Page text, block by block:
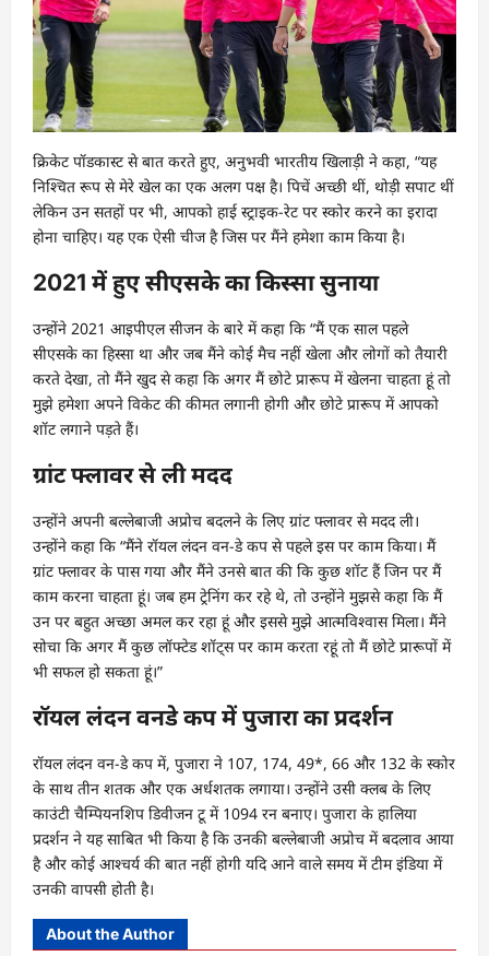
क्रिकेट पॉडकास्ट से बात करते हुए, अनुभवी भारतीय खिलाड़ी ने कहा, “यह
निश्चित रूप से मेरे खेल का एक अलग पक्ष है। पिचें अच्छी थीं, थोड़ी सपाट थीं
लेकिन उन सतहों पर भी, आपको हाई स्ट्राइक-रेट पर स्कोर करने का इरादा
होना चाहिए। यह एक ऐसी चीज है जिस पर मैंने हमेशा काम किया है।
2021 में हुए सीएसके का किस्सा सुनाया
उन्होंने 2021 आइपीएल सीजन के बारे में कहा कि “मैं एक साल पहले
सीएसके का हिस्सा था और जब मैंने कोई मैच नहीं खेला और लोगों को तैयारी
करते देखा, तो मैंने खुद से कहा कि अगर मैं छोटे प्रारूप में खेलना चाहता हूं तो
मुझे हमेशा अपने विकेट की कीमत लगानी होगी और छोटे प्रारूप में आपको
शॉट लगाने पड़ते हैं।
ग्रांट फ्लावर से ली मदद
उन्होंने अपनी बल्लेबाजी अप्रोच बदलने के लिए ग्रांट फ्लावर से मदद ली।
उन्होंने कहा कि “मैंने रॉयल लंदन वन-डे कप से पहले इस पर काम किया। मैं
ग्रांट फ्लावर के पास गया और मैंने उनसे बात की कि कुछ शॉट हैं जिन पर मैं
काम करना चाहता हूं। जब हम ट्रेनिंग कर रहे थे, तो उन्होंने मुझसे कहा कि मैं
उन पर बहुत अच्छा अमल कर रहा हूं और इससे मुझे आत्मविश्वास मिला। मैंने
सोचा कि अगर मैं कुछ लॉफ्टेड शॉट्स पर काम करता रहूं तो मैं छोटे प्रारूपों में
भी सफल हो सकता हूं।”
रॉयल लंदन वनडे कप में पुजारा का प्रदर्शन
रॉयल लंदन वन-डे कप में, पुजारा ने 107, 174, 49*, 66 और 132 के स्कोर
के साथ तीन शतक और एक अर्धशतक लगाया। उन्होंने उसी क्लब के लिए
काउंटी चैम्पियनशिप डिवीजन टू में 1094 रन बनाए। पुजारा के हालिया
प्रदर्शन ने यह साबित भी किया है कि उनकी बल्लेबाजी अप्रोच में बदलाव आया
है और कोई आश्चर्य की बात नहीं होगी यदि आने वाले समय में टीम इंडिया में
उनकी वापसी होती है।
About the Author